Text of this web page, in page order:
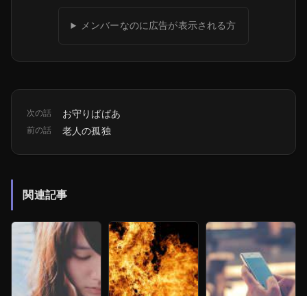
メンバーなのに広告が表示される方
次の話 お守りばばあ
前の話 老人の孤独
関連記事